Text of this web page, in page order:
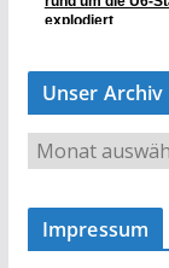
Unser Archiv
U
s
Impressum